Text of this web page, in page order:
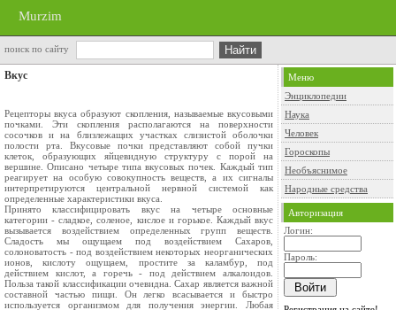
Murzim
поиск по сайту
Вкус
Рецепторы вкуса образуют скопления, называемые вкусовыми
почками. Эти скопления располагаются на поверхности
сосочков и на близлежащих участках слизистой оболочки
полости рта. Вкусовые почки представляют собой пучки
клеток, образующих яйцевидную структуру с порой на
вершине. Описано четыре типа вкусовых почек. Каждый тип
реагирует на особую совокупность веществ, а их сигналы
интерпретируются центральной нервной системой как
определенные характеристики вкуса.
Принято классифицировать вкус на четыре основные
категории - сладкое, соленое, кислое и горькое. Каждый вкус
вызывается воздействием определенных групп веществ.
Сладость мы ощущаем под воздействием Сахаров,
солоноватость - под воздействием некоторых неорганических
ионов, кислоту ощущаем, простите за каламбур, под
действием кислот, а горечь - под действием алкалоидов.
Польза такой классификации очевидна. Сахар является важной
составной частью пищи. Он легко всасывается и быстро
используется организмом для получения энергии. Любая
Меню
Энциклопедии
Наука
Человек
Гороскопы
Необъяснимое
Народные средства
Авторизация
Логин:
Пароль: